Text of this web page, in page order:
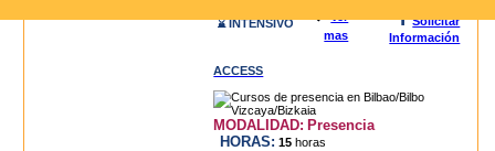
⌛ INTENSIVO
mas
i Solicitar
Información
ACCESS
MODALIDAD: Presencia
HORAS: 15 horas